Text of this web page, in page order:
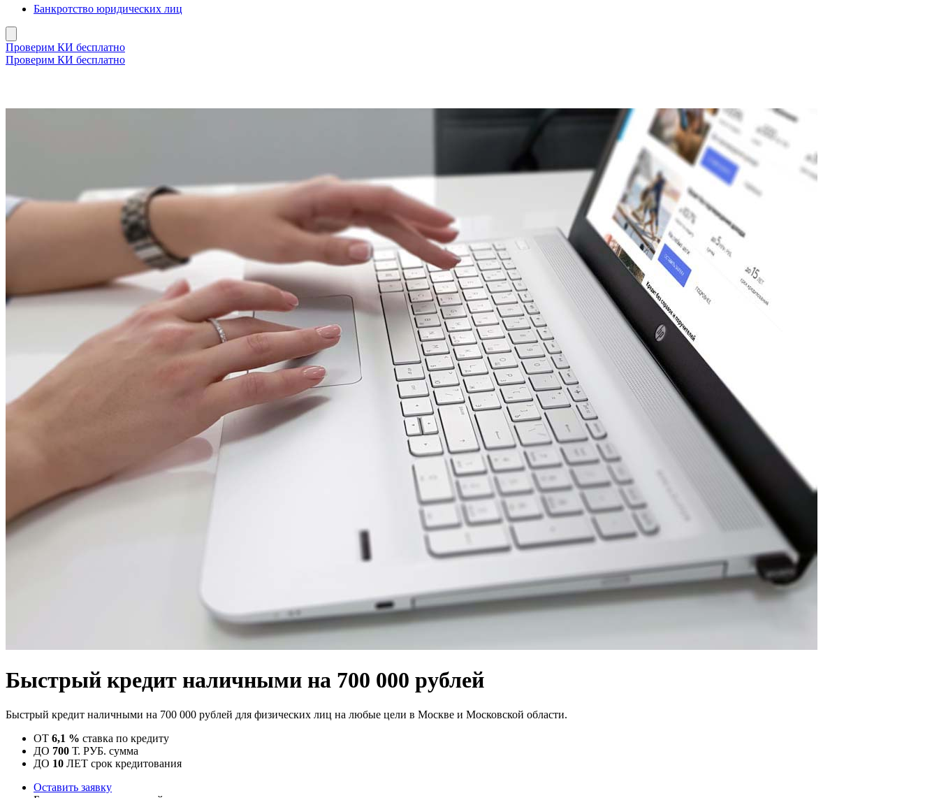
Банкротство юридических лиц
Проверим КИ бесплатно
Проверим КИ бесплатно
Быстрый кредит наличными на 700 000 рублей
Быстрый кредит наличными на 700 000 рублей для физических лиц на любые цели в Москве и Московской области.
ОТ 6,1 % ставка по кредиту
ДО 700 Т. РУБ. сумма
ДО 10 ЛЕТ срок кредитования
Оставить заявку